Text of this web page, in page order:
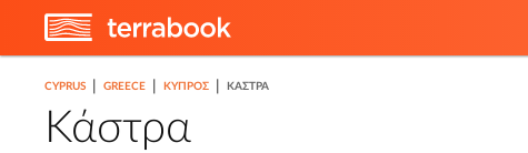
CYPRUS GREECE ΚΎΠΡΟΣ ΚΆΣΤΡΑ
Κάστρα